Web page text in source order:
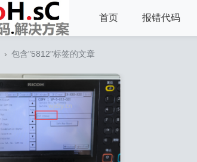
首页 报错代码
› 包含"5812"标签的文章